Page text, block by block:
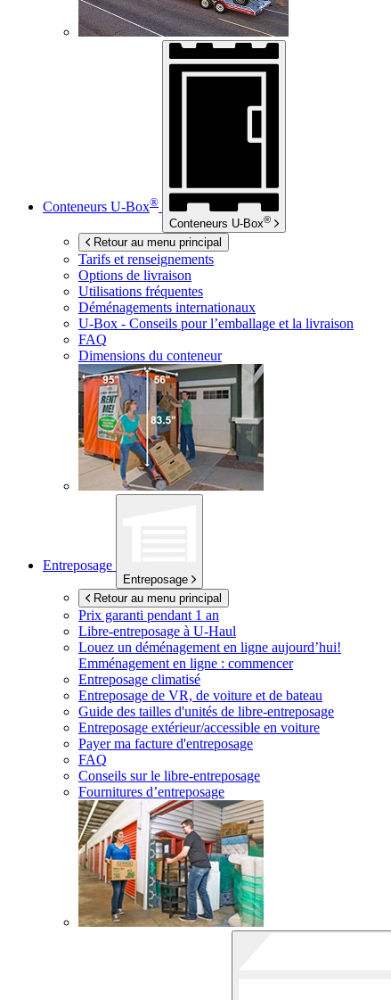
Conteneurs U-Box®
Conteneurs U-Box®
Retour au menu principal
Tarifs et renseignements
Options de livraison
Utilisations fréquentes
Déménagements internationaux
U-Box - Conseils pour l’emballage et la livraison
FAQ
Dimensions du conteneur
Entreposage
Entreposage
Retour au menu principal
Prix garanti pendant 1 an
Libre-entreposage à U-Haul
Louez un déménagement en ligne aujourd’hui!
Emménagement en ligne : commencer
Entreposage climatisé
Entreposage de VR, de voiture et de bateau
Guide des tailles d'unités de libre-entreposage
Entreposage extérieur/accessible en voiture
Payer ma facture d'entreposage
FAQ
Conseils sur le libre-entreposage
Fournitures d’entreposage